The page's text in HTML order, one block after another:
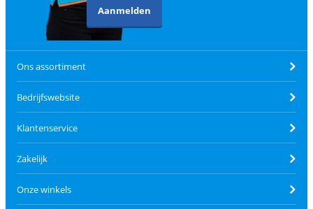
Aanmelden
Ons assortiment
Bedrijfswebsite
Klantenservice
Zakelijk
Onze winkels